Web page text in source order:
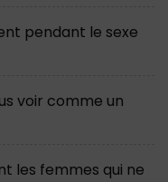
pendant le sexe
voir comme un
les femmes qui ne